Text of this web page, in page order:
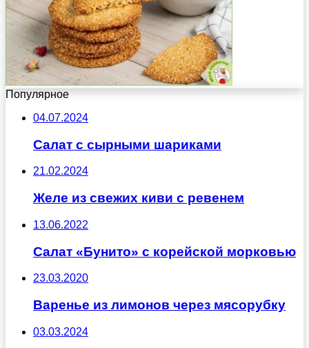
Популярное
04.07.2024
Салат с сырными шариками
21.02.2024
Желе из свежих киви с ревенем
13.06.2022
Салат «Бунито» с корейской морковью
23.03.2020
Варенье из лимонов через мясорубку
03.03.2024